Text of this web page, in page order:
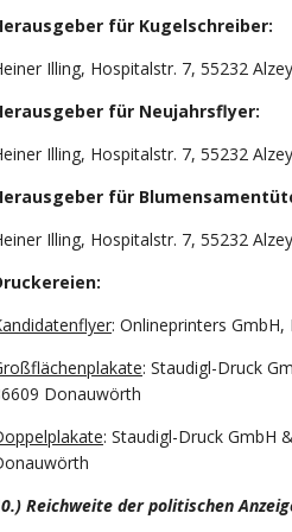
für Kugelschreiber:
Illing, Hospitalstr. 7, 55232 Alzey
für Neujahrsflyer:
Illing, Hospitalstr. 7, 55232 Alzey
für
Illing, Hospitalstr. 7, 55232 Alzey
: Onlineprinters
: Staudigl-Druck
Donauwörth
: Staudigl-Druck GmbH
Reichweite der politischen